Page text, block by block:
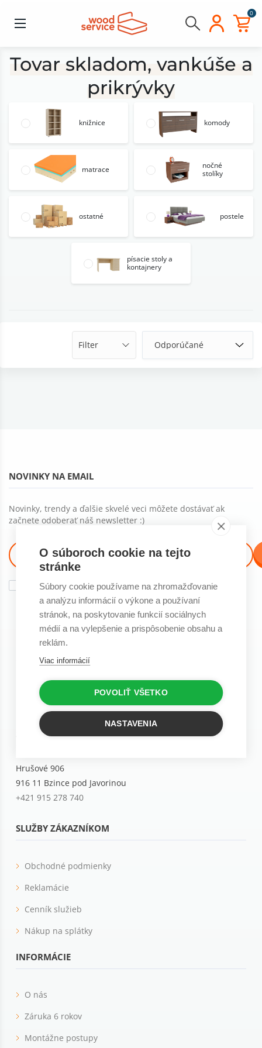
0
Tovar skladom, vankúše a
prikrývky
knižnice komody
matrace
nočné
stolíky
ostatné postele
písacie stoly a
kontajnery
Filter
KONTAKTY
Kontakty na naše predajne
Ostatné kontakty
SÍDLO FIRMY
Hrušové 906
916 11 Bzince pod Javorinou
+421 915 278 740
SLUŽBY ZÁKAZNÍKOM
Obchodné podmienky
Reklamácie
Cenník služieb
Nákup na splátky
INFORMÁCIE
O nás
Záruka 6 rokov
Montážne postupy
NOVINKY NA EMAIL
Novinky, trendy a ďalšie skvelé veci môžete dostávať ak
začnete odoberať náš newsletter :)
Súhlasím so spracovaním osobných údajovna marketingové účely
Tieto e-maily sú určené pre osoby staršie ako 16 rokov!
O súboroch cookie na tejto
stránke
Súbory cookie používame na zhromažďovanie
a analýzu informácií o výkone a používaní
stránok, na poskytovanie funkcií sociálnych
médií a na vylepšenie a prispôsobenie obsahu a
reklám.
Viac informácií
POVOLIŤ VŠETKO
NASTAVENIA